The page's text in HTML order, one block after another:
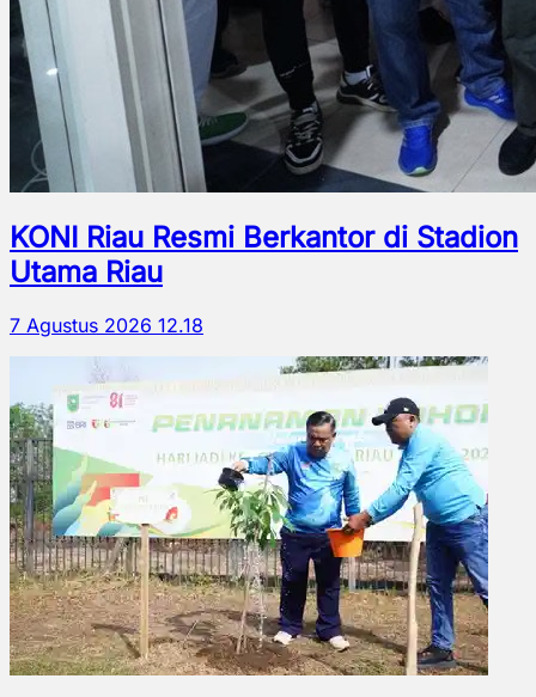
KONI Riau Resmi Berkantor di Stadion
Utama Riau
7 Agustus 2026 12.18